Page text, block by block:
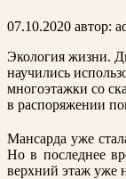
07.10.2020 автор:
Экология жизни.
научились
многоэтажки со
в распоряжении
Мансарда уже
Но в последнее
верхний этаж уже